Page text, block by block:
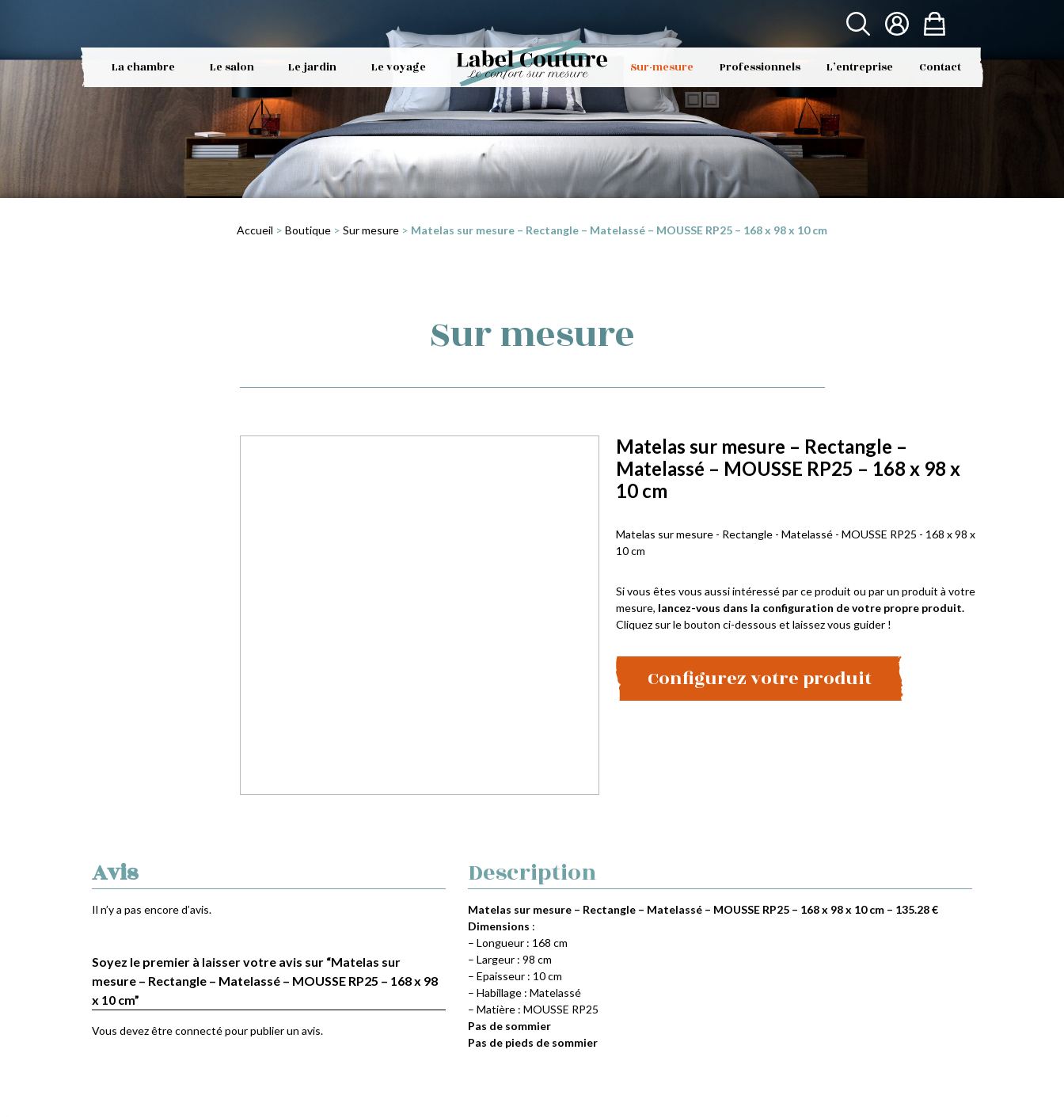
La chambre Le salon Le jardin Le voyage Sur-mesure Professionnels L’entreprise Contact
Accueil > Boutique > Sur mesure > Matelas sur mesure – Rectangle – Matelassé – MOUSSE RP25 – 168 x 98 x 10 cm
Sur mesure
Matelas sur mesure – Rectangle –
Matelassé – MOUSSE RP25 – 168 x 98 x
10 cm
Matelas sur mesure - Rectangle - Matelassé - MOUSSE RP25 - 168 x 98 x
10 cm
Si vous êtes vous aussi intéressé par ce produit ou par un produit à votre
mesure, lancez-vous dans la configuration de votre propre produit.
Cliquez sur le bouton ci-dessous et laissez vous guider !
Configurez votre produit
Avis
Il n’y a pas encore d’avis.
Soyez le premier à laisser votre avis sur “Matelas sur
mesure – Rectangle – Matelassé – MOUSSE RP25 – 168 x 98
x 10 cm”
Vous devez êtreconnectépour publier un avis.
Description
Matelas sur mesure – Rectangle – Matelassé – MOUSSE RP25 – 168 x 98 x 10 cm – 135.28 €
Dimensions :
– Longueur : 168 cm
– Largeur : 98 cm
– Epaisseur : 10 cm
– Habillage : Matelassé
– Matière : MOUSSE RP25
Pas de sommier
Pas de pieds de sommier